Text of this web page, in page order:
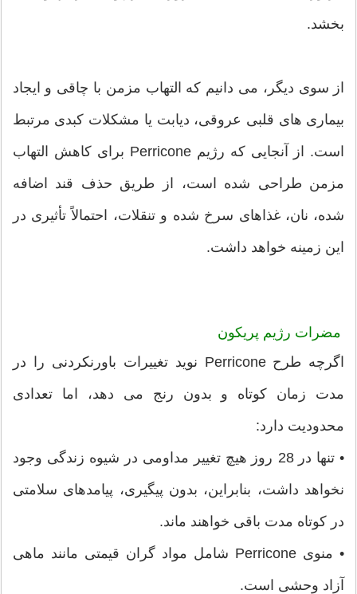
بخشد.
از سوی دیگر، می دانیم که التهاب مزمن با چاقی و ایجاد
بیماری های قلبی عروقی، دیابت یا مشکلات کبدی مرتبط
است. از آنجایی که رژیم Perricone برای کاهش التهاب
مزمن طراحی شده است، از طریق حذف قند اضافه
شده، نان، غذاهای سرخ شده و تنقلات، احتمالاً تأثیری در
این زمینه خواهد داشت.
مضرات رژیم پریکون
اگرچه طرح Perricone نوید تغییرات باورنکردنی را در
مدت زمان کوتاه و بدون رنج می دهد، اما تعدادی
محدودیت دارد:
• تنها در 28 روز هیچ تغییر مداومی در شیوه زندگی وجود
نخواهد داشت، بنابراین، بدون پیگیری، پیامدهای سلامتی
در کوتاه مدت باقی خواهند ماند.
• منوی Perricone شامل مواد گران قیمتی مانند ماهی
آزاد وحشی است.